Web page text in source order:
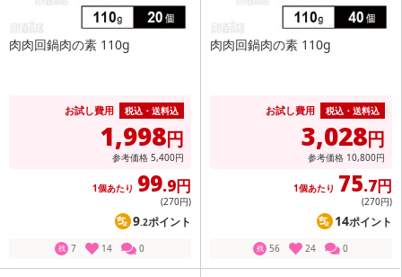
肉肉回鍋肉の素 110g
お試し費用 税込・送料込
1,998円
参考価格 5,400円
1個あたり 99.9円
(270円)
9.2ポイント
残 7 14 0
肉肉回鍋肉の素 110g
お試し費用 税込・送料込
3,028円
参考価格 10,800円
1個あたり 75.7円
(270円)
14ポイント
残 56 24 0